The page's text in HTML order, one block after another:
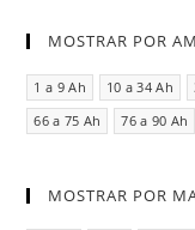
MOSTRAR POR
1 a 9 Ah 10 a 34 Ah
66 a 75 Ah
76 a 90 Ah
MOSTRAR POR